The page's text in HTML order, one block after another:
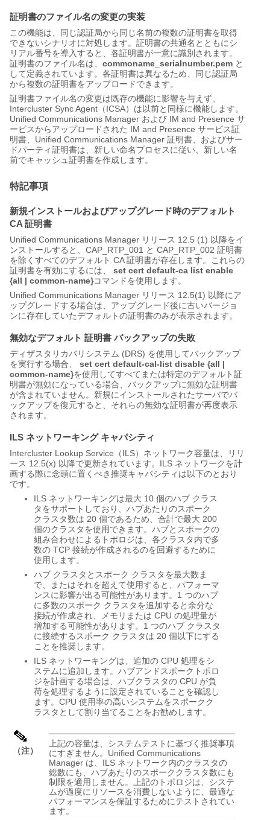
証明書のファイル名の変更の実装
この機能は、同じ認証局から同じ名前の複数の証明書を取得
できないシナリオに対処します。証明書の共通名とともにシ
リアル番号を導入すると、各証明書が一意に識別されます。
証明書のファイル名は、 commoname_serialnumber.pem と
して定義されています。各証明書は異なるため、同じ認証局
から複数の証明書をアップロードできます。
証明書ファイル名の変更は既存の機能に影響を与えず、
Intercluster Sync Agent（ICSA）は以前と同様に機能します。
Unified Communications Manager および IM and Presence サ
ービスからアップロードされた IM and Presence サービス証
明書、Unified Communications Manager 証明書、およびサー
ドパーティ証明書は、新しい命名プロセスに従い、新しい名
前でキャッシュ証明書を作成します。
特記事項
新規インストールおよびアップグレード時のデフォルト
CA 証明書
Unified Communications Manager リリース 12.5 (1) 以降をイ
ンストールすると、CAP_RTP_001 と CAP_RTP_002 証明書
を除くすべてのデフォルト CA 証明書が存在します。これらの
証明書を有効にするには、 set cert default-ca list enable
{all | common-name}コマンドを使用します。
Unified Communications Manager リリース 12.5(1) 以降にア
ップグレードする場合は、アップグレード後に古いバージョ
ンに存在していたデフォルトの証明書のみが表示されます。
無効なデフォルト 証明書 バックアップの失敗
ディザスタリカバリシステム (DRS) を使用してバックアップ
を実行する場合、 set cert default-cal-list disable {all |
common-name}を使用してすべてまたは特定のデフォルト証
明書が無効になっている場合、バックアップに無効な証明書
が含まれていません。新規にインストールされたサーバでバ
ックアップを復元すると、それらの無効な証明書が再度表示
されます。
ILS ネットワーキング キャパシティ
Intercluster Lookup Service（ILS）ネットワーク容量は、リリ
ース 12.5(x) 以降で更新されています。ILS ネットワークを計
画する際に念頭に置くべき推奨キャパシティは以下のとおり
です。
ILS ネットワーキングは最大 10 個のハブ クラス
タをサポートしており、ハブあたりのスポーク
クラスタ数は 20 個であるため、合計で最大 200
個のクラスタを使用できます。ハブとスポークの
組み合わせによるトポロジは、各クラスタ内で多
数の TCP 接続が作成されるのを回避するために
使用します。
ハブ クラスタとスポーク クラスタを最大数ま
で、またはそれを超えて使用すると、パフォーマ
ンスに影響が出る可能性があります。1 つのハブ
に多数のスポーク クラスタを追加すると余分な
接続が作成され、メモリまたは CPU の処理量が
増加する可能性があります。1 つのハブ クラスタ
に接続するスポーク クラスタは 20 個以下にする
ことを推奨します。
ILS ネットワーキングは、追加の CPU 処理をシ
ステムに追加します。ハブアンドスポークトポロ
ジを計画する場合は、ハブクラスタの CPU が負
荷を処理するように設定されていることを確認し
ます。CPU 使用率の高いシステムをスポークク
ラスタとして割り当てることをお勧めします。
（注）
上記の容量は、システムテストに基づく推奨事項
にすぎません。Unified Communications
Manager は、ILS ネットワーク内のクラスタの
総数にも、ハブあたりのスポーククラスタ数にも
制限を適用しません。上記のトポロジは、システ
ムが過度にリソースを消費しないように、最適な
パフォーマンスを保証するためにテストされてい
ます。